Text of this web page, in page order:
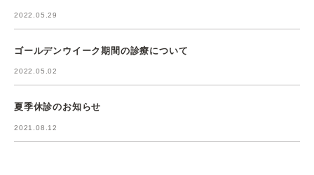
2022.05.29
ゴールデンウイーク期間の診療について
2022.05.02
夏季休診のお知らせ
2021.08.12